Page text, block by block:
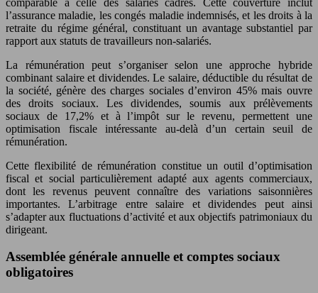
l’assurance maladie, les congés maladie indemnisés, et les droits à la
retraite du régime général, constituant un avantage substantiel par
rapport aux statuts de travailleurs non-salariés.
La rémunération peut s’organiser selon une approche hybride
combinant salaire et dividendes. Le salaire, déductible du résultat de
la société, génère des charges sociales d’environ 45% mais ouvre
des droits sociaux. Les dividendes, soumis aux prélèvements
sociaux de 17,2% et à l’impôt sur le revenu, permettent une
optimisation fiscale intéressante au-delà d’un certain seuil de
rémunération.
Cette flexibilité de rémunération constitue un outil d’optimisation
fiscal et social particulièrement adapté aux agents commerciaux,
dont les revenus peuvent connaître des variations saisonnières
importantes. L’arbitrage entre salaire et dividendes peut ainsi
s’adapter aux fluctuations d’activité et aux objectifs patrimoniaux du
dirigeant.
Assemblée générale annuelle et comptes sociaux
obligatoires